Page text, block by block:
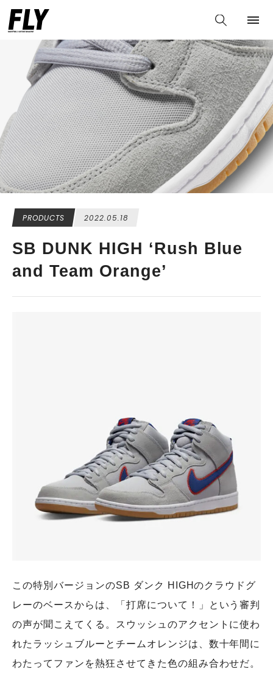
PRODUCTS 2022.05.18
SB DUNK HIGH ‘Rush Blue
and Team Orange’
この特別バージョンのSB ダンク HIGHのクラウドグ
レーのベースからは、「打席について！」という審判
の声が聞こえてくる。スウッシュのアクセントに使わ
れたラッシュブルーとチームオレンジは、数十年間に
わたってファンを熱狂させてきた色の組み合わせだ。